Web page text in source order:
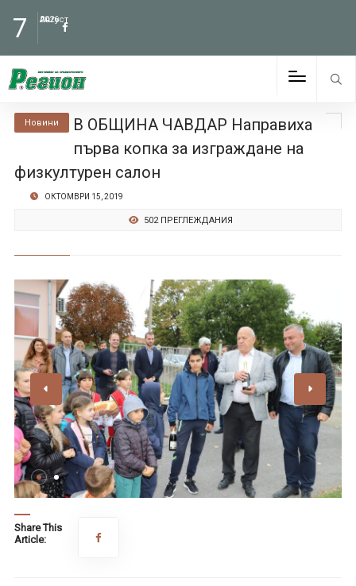
7 Август
2026
Новини
В ОБЩИНА ЧАВДАР Направиха
първа копка за изграждане на
физкултурен салон
ОКТОМВРИ 15, 2019
502 ПРЕГЛЕЖДАНИЯ
Share This
Article: